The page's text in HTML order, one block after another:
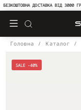
ДОСТАВКА ВІД 3000 ГРН
Головна Каталог
SALE -40%